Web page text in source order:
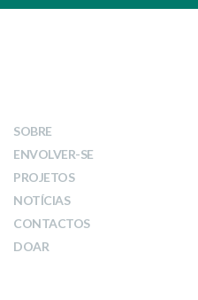
SOBRE
ENVOLVER-SE
PROJETOS
NOTÍCIAS
CONTACTOS
DOAR